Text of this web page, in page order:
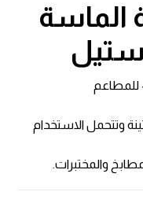
الماسة
للمطاعم
وتتحمل الاستخدام
والمختبرات.